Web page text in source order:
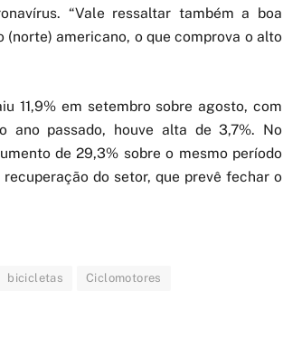
“Vale ressaltar também a boa
americano, o que comprova o alto
11,9% em setembro sobre agosto, com
passado, houve alta de 3,7%. No
de 29,3% sobre o mesmo período
do setor, que prevê fechar o
bicicletas Ciclomotores